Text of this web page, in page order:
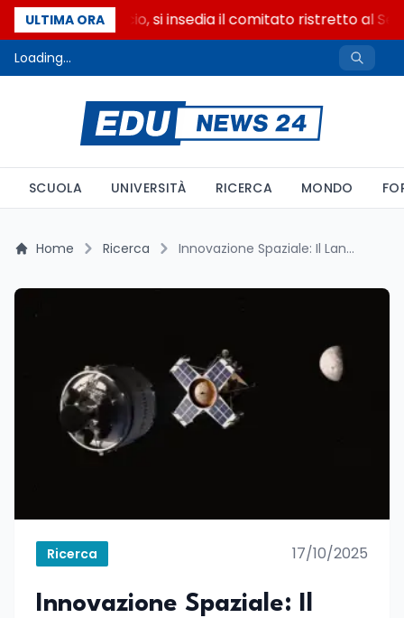
ULTIMA ORA
Riforma del calcio, si insedia il comitato ristretto al
Loading...
SCUOLA UNIVERSITÀ RICERCA MONDO
Home Ricerca Innovazione Spaziale: Il Lander di Impulse Space per la Consegna di Carichi Utili sulla Luna e Oltre
Ricerca 17/10/2025
Innovazione Spaziale: Il